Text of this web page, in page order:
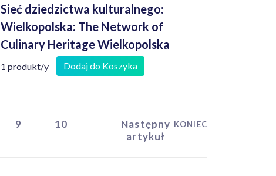
Sieć dziedzictwa kulturalnego:
Wielkopolska: The Network of
Culinary Heritage Wielkopolska
1 produkt/y Dodaj do Koszyka
9 10
Następny
artykuł
KONIEC